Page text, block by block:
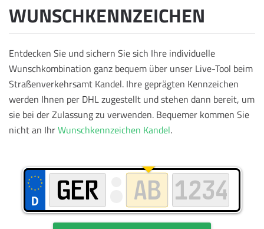
WUNSCHKENNZEICHEN
Entdecken Sie und sichern Sie sich Ihre individuelle
Wunschkombination ganz bequem über unser Live-Tool beim
Straßenverkehrsamt Kandel. Ihre geprägten Kennzeichen
werden Ihnen per DHL zugestellt und stehen dann bereit, um
sie bei der Zulassung zu verwenden. Bequemer kommen Sie
nicht an IhrWunschkennzeichen Kandel.